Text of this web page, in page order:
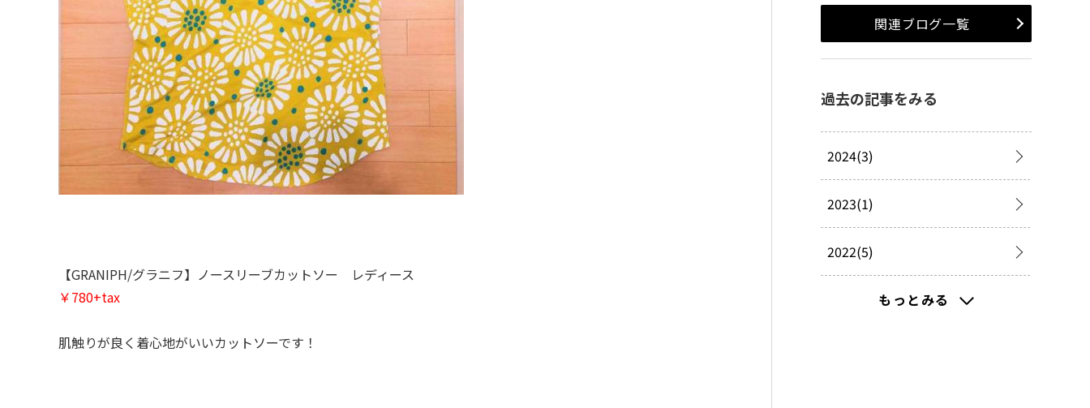
【GRANIPH/グラニフ】ノースリーブカットソー レディース
￥780+tax
肌触りが良く着心地がいいカットソーです！
関連ブログ一覧
過去の記事をみる
2024(3)
2023(1)
2022(5)
2021(58)もっとみる